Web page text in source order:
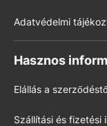
Adatvédelmi
Hasznos
Elállás a
Szállítási és fizetési